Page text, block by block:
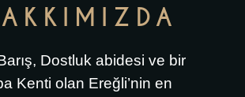
Dostluk abidesi ve bir
Kenti olan Ereğli’nin en